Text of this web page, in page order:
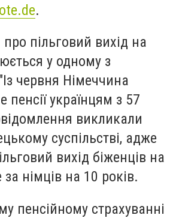
.
пільговий вихід на
у одному з
червня Німеччина
пенсії українцям з 57
викликали
суспільстві, адже
вихід біженців на
німців на 10 років.
пенсійному страхуванні